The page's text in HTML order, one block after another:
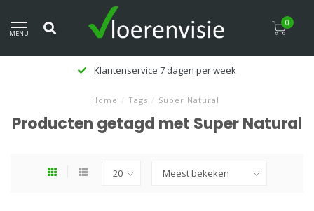
MENU
0
Klantenservice 7 dagen per week
Home / Tags / Super Natural
Producten getagd met Super Natural